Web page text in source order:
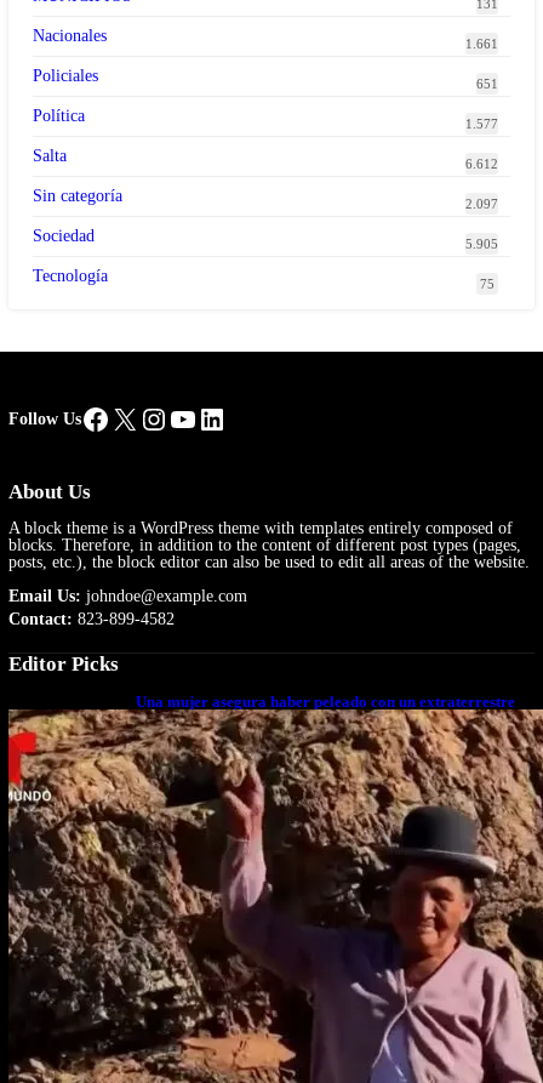
131
Nacionales 1.661
Policiales 651
Política 1.577
Salta 6.612
Sin categoría 2.097
Sociedad 5.905
Tecnología 75
Follow UsFacebook
X Instagram
YouTube
LinkedIn
About Us
A block theme is a WordPress theme with templates entirely composed of
blocks. Therefore, in addition to the content of different post types (pages,
posts, etc.), the block editor can also be used to edit all areas of the website.
Email Us: johndoe@example.com
Contact: 823-899-4582
Editor Picks
Una mujer asegura haber peleado con un extraterrestre
cuerpo a cuerpo